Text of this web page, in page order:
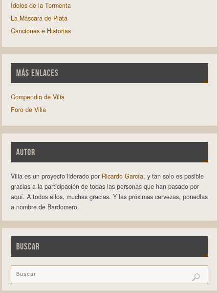
Ídolos de la Tormenta
La Máscara de Plata
Canciones e Historias
MÁS ENLACES
Compendio de Vilia
Foro de Vilia
AUTOR
Vilia es un proyecto liderado por Ricardo García, y tan solo es posible
gracias a la participación de todas las personas que han pasado por
aquí. A todos ellos, muchas gracias. Y las próximas cervezas, ponedlas
a nombre de Bardomero.
BUSCAR